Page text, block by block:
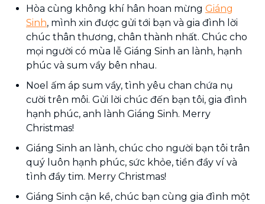
Hòa cùng không khí hân hoan mừng Giáng
Sinh, mình xin được gửi tới bạn và gia đình lời
chúc thân thương, chân thành nhất. Chúc cho
mọi người có mùa lễ Giáng Sinh an lành, hạnh
phúc và sum vầy bên nhau.
Noel ấm áp sum vầy, tình yêu chan chứa nụ
cười trên môi. Gửi lời chúc đến bạn tôi, gia đình
hạnh phúc, anh lành Giáng Sinh. Merry
Christmas!
Giáng Sinh an lành, chúc cho người bạn tôi trân
quý luôn hạnh phúc, sức khỏe, tiền đầy ví và
tình đầy tim. Merry Christmas!
Giáng Sinh cận kề, chúc bạn cùng gia đình một